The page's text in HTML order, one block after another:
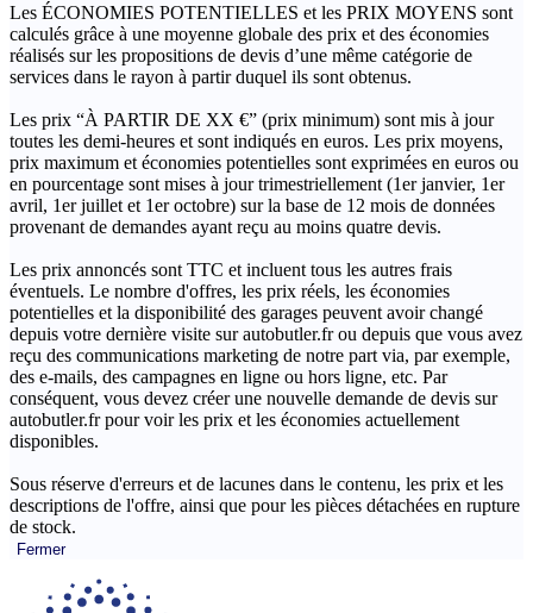
Les ÉCONOMIES POTENTIELLES et les PRIX MOYENS sont
calculés grâce à une moyenne globale des prix et des économies
réalisés sur les propositions de devis d’une même catégorie de
services dans le rayon à partir duquel ils sont obtenus.
Les prix “À PARTIR DE XX €” (prix minimum) sont mis à jour
toutes les demi-heures et sont indiqués en euros. Les prix moyens,
prix maximum et économies potentielles sont exprimées en euros ou
en pourcentage sont mises à jour trimestriellement (1er janvier, 1er
avril, 1er juillet et 1er octobre) sur la base de 12 mois de données
provenant de demandes ayant reçu au moins quatre devis.
Les prix annoncés sont TTC et incluent tous les autres frais
éventuels. Le nombre d'offres, les prix réels, les économies
potentielles et la disponibilité des garages peuvent avoir changé
depuis votre dernière visite sur autobutler.fr ou depuis que vous avez
reçu des communications marketing de notre part via, par exemple,
des e-mails, des campagnes en ligne ou hors ligne, etc. Par
conséquent, vous devez créer une nouvelle demande de devis sur
autobutler.fr pour voir les prix et les économies actuellement
disponibles.
Sous réserve d'erreurs et de lacunes dans le contenu, les prix et les
descriptions de l'offre, ainsi que pour les pièces détachées en rupture
de stock.
Fermer